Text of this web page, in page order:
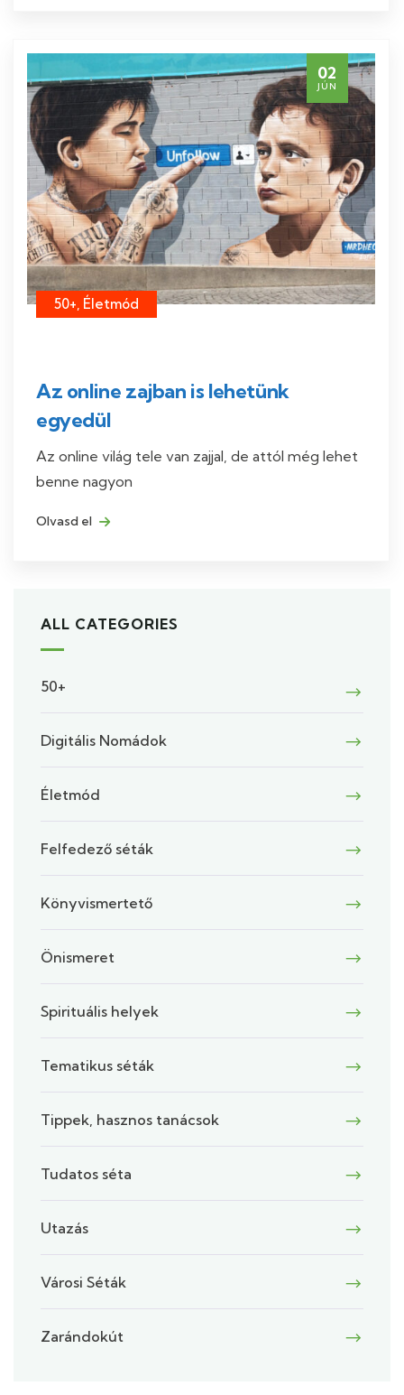
02
JÚN
50+, Életmód
Az online zajban is lehetünk
egyedül
Az online világ tele van zajjal, de attól még lehet
benne nagyon
Olvasd el
ALL CATEGORIES
50+
Digitális Nomádok
Életmód
Felfedező séták
Könyvismertető
Önismeret
Spirituális helyek
Tematikus séták
Tippek, hasznos tanácsok
Tudatos séta
Utazás
Városi Séták
Zarándokút